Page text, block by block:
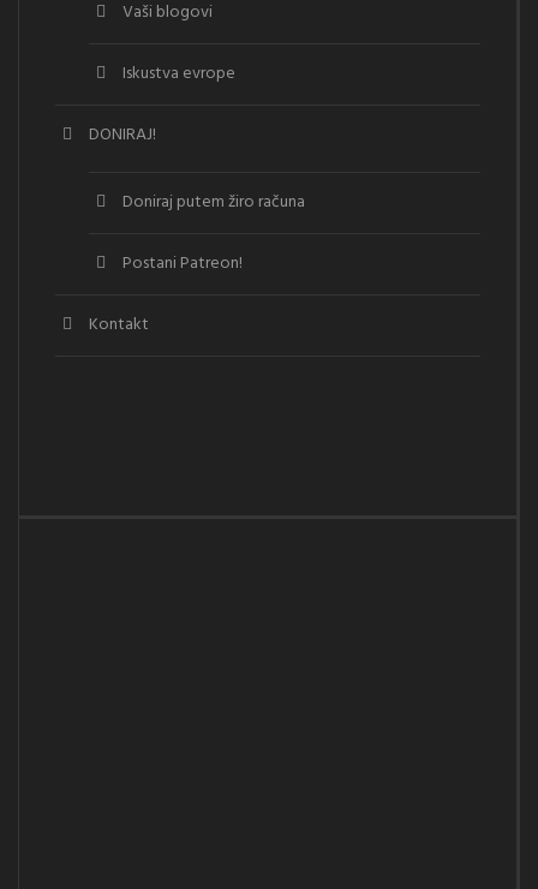
Vaši blogovi
Iskustva evrope
DONIRAJ!
Doniraj putem žiro računa
Postani Patreon!
Kontakt